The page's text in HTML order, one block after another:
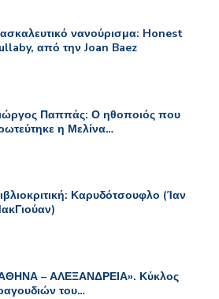
νανούρισμα: Honest
από την Joan Baez
Παππάς: Ο ηθοποιός που
η Μελίνα…
Καρυδότσουφλο (Ίαν
– ΑΛΕΞΑΝΔΡΕΙΑ». Κύκλος
του…